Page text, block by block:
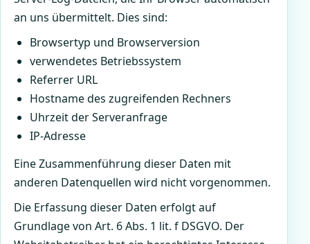
an uns übermittelt. Dies sind:
Browsertyp und Browserversion
verwendetes Betriebssystem
Referrer URL
Hostname des zugreifenden Rechners
Uhrzeit der Serveranfrage
IP-Adresse
Eine Zusammenführung dieser Daten mit
anderen Datenquellen wird nicht vorgenommen.
Die Erfassung dieser Daten erfolgt auf
Grundlage von Art. 6 Abs. 1 lit. f DSGVO. Der